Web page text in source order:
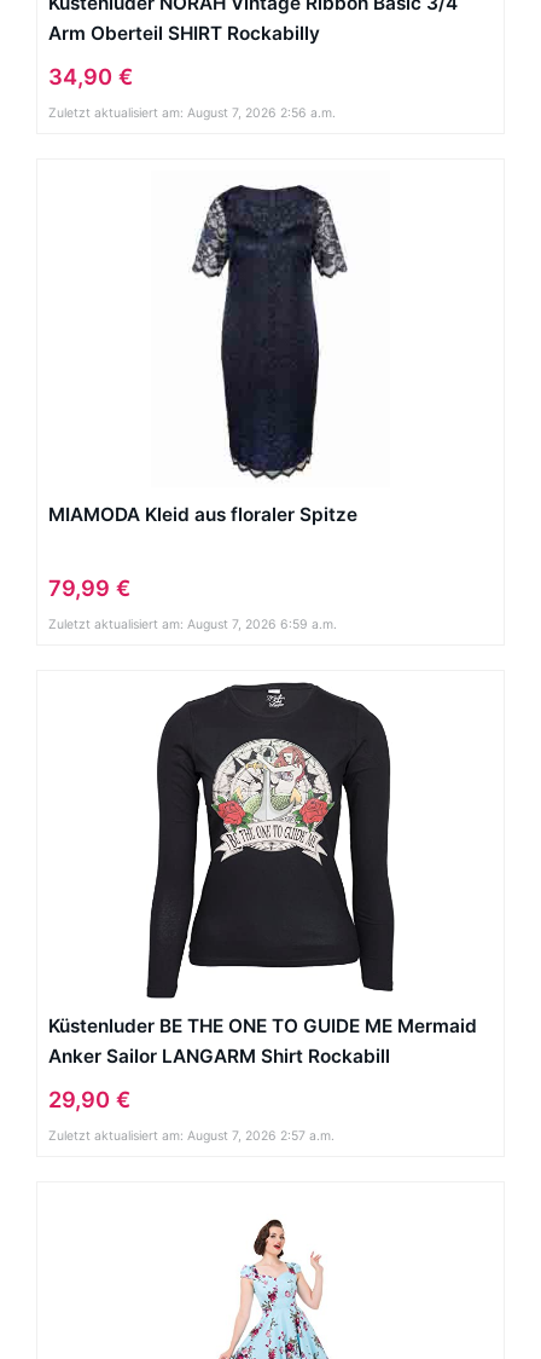
Arm Oberteil SHIRT Rockabilly
34,90 €
Zuletzt aktualisiert am: August 7, 2026 2:56 a.m.
MIAMODA Kleid aus floraler Spitze
79,99 €
Zuletzt aktualisiert am: August 7, 2026 6:59 a.m.
Küstenluder BE THE ONE TO GUIDE ME Mermaid
Anker Sailor LANGARM Shirt Rockabill
29,90 €
Zuletzt aktualisiert am: August 7, 2026 2:57 a.m.